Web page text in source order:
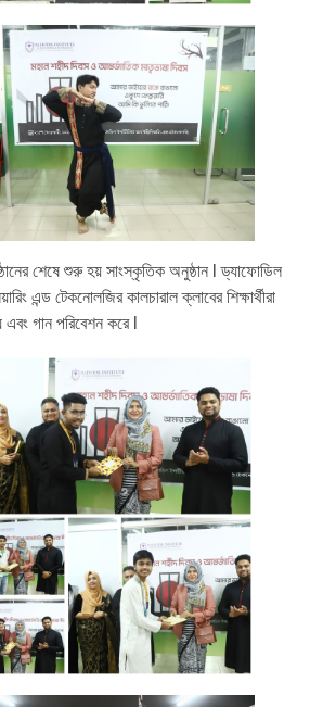
শেষে শুরু হয় সাংস্কৃতিক অনুষ্ঠান l ড্যাফোডিল
এন্ড টেকনোলজির কালচারাল ক্লাবের শিক্ষার্থীরা
গান পরিবেশন করে l